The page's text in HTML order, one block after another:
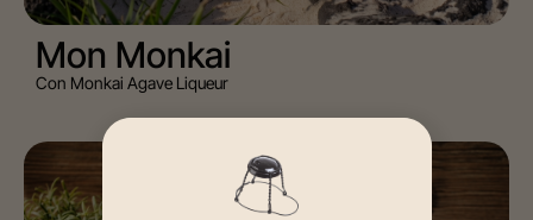
Mon Monkai
Con Monkai Agave Liqueur
GIN